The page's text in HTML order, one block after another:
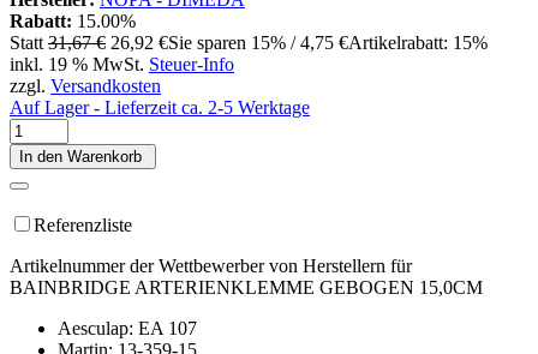
Rabatt: 15.00%
Statt 31,67 € 26,92 €Sie sparen 15% / 4,75 €Artikelrabatt: 15%
inkl. 19 % MwSt. Steuer-Info
zzgl. Versandkosten
Auf Lager - Lieferzeit ca. 2-5 Werktage
In den Warenkorb
Referenzliste
Artikelnummer der Wettbewerber von Herstellern für
BAINBRIDGE ARTERIENKLEMME GEBOGEN 15,0CM
Aesculap: EA 107
Martin: 13-359-15